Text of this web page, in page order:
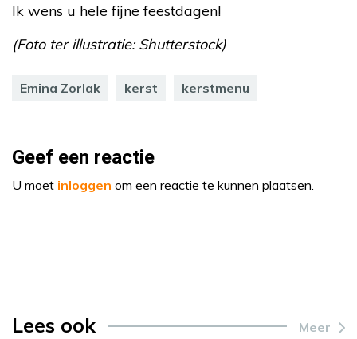
Ik wens u hele fijne feestdagen!
(Foto ter illustratie: Shutterstock)
Emina Zorlak kerst kerstmenu
Geef een reactie
U moet inloggen om een reactie te kunnen plaatsen.
Lees ook Meer